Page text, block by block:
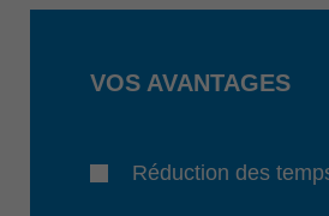
VOS AVANTAGES
Réduction des